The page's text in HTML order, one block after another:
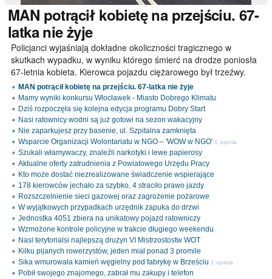
MAN potrącił kobietę na przejściu. 67-
latka nie żyje
Policjanci wyjaśniają dokładne okoliczności tragicznego w
skutkach wypadku, w wyniku którego śmierć na drodze poniosła
67-letnia kobieta. Kierowca pojazdu ciężarowego był trzeźwy.
MAN potrącił kobietę na przejściu. 67-latka nie żyje
Mamy wyniki konkursu Włocławek - Miasto Dobrego Klimatu
Dziś rozpoczęła się kolejna edycja programu Dobry Start
Nasi ratownicy wodni są już gotowi na sezon wakacyjny
Nie zaparkujesz przy basenie, ul. Szpitalna zamknięta
Wsparcie Organizacji Wolontariatu w NGO – 'WOW w NGO' 1 opinia
Szukali włamywaczy, znaleźli narkotyki i lewe papierosy
Aktualne oferty zatrudnienia z Powiatowego Urzędu Pracy
Kto może dostać niezrealizowane świadczenie wspierające
178 kierowców jechało za szybko, 4 straciło prawo jazdy
Rozszczelnienie sieci gazowej oraz zagrożenie pożarowe
W wyjątkowych przypadkach urzędnik zapuka do drzwi
Jednostka 4051 zbiera na unikatowy pojazd ratowniczy
Wzmożone kontrole policyjne w trakcie długiego weekendu
Nasi terytorialsi najlepszą drużyn VI Mistrzostostw WOT
Kilku pijanych rowerzystów, jeden miał ponad 3 promile
Sika wmurowała kamień węgielny pod fabrykę w Brześciu 1 opinia
Pobił swojego znajomego, zabrał mu zakupy i telefon